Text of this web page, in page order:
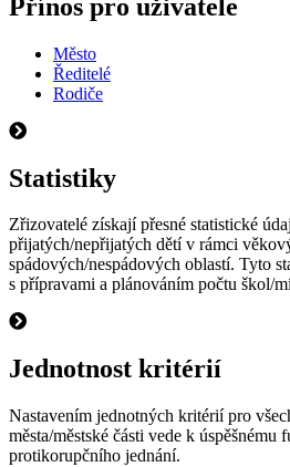
Přínos pro uživatele
Město
Ředitelé
Rodiče
Statistiky
Zřizovatelé získají přesné statistické
přijatých/nepřijatých dětí v rámci
spádových/nespádových oblastí. Tyto
s přípravami a plánováním počtu škol/
Jednotnost kritérií
Nastavením jednotných kritérií pro
města/městské části vede k úspěšnému
protikorupčního jednání.